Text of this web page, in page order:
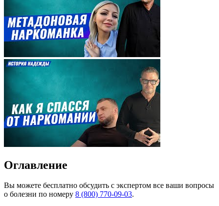
Оглавление
Вы можете бесплатно обсудить с экспертом все ваши вопросы
о болезни по номеру 8 (800) 770-09-03.